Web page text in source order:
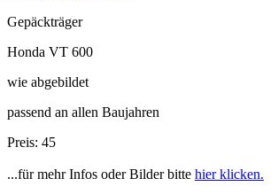
Gepäckträger
Honda VT 600
wie abgebildet
passend an allen Baujahren
Preis: 45
...für mehr Infos oder Bilder bitte hier klicken.